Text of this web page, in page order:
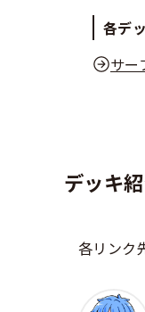
各デ
サー
デッキ
各リンク